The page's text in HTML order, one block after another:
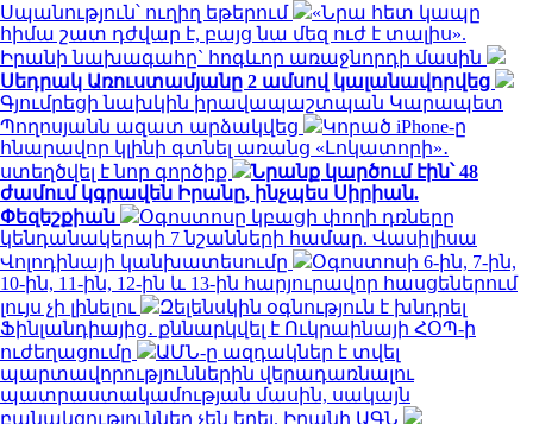
Սպանություն՝ ուղիղ եթերում
«Նրա հետ կապը
հիմա շատ դժվար է, բայց նա մեզ ուժ է տալիս».
Իրանի նախագահը` հոգևոր առաջնորդի մասին
Սեդրակ Առուստամյանը 2 ամսով կալանավորվեց
Գյումրեցի նախկին իրավապաշտպան Կարապետ
Պողոսյանն ազատ արձակվեց
Կորած iPhone-ը
հնարավոր կլինի գտնել առանց «Լոկատորի»․
ստեղծվել է նոր գործիք
Նրանք կարծում էին՝ 48
ժամում կգրավեն Իրանը, ինչպես Սիրիան.
Փեզեշքիան
Օգոստոսը կբացի փողի դռները
կենդանակերպի 7 նշանների համար. Վասիլիսա
Վոլոդինայի կանխատեսումը
Օգոստոսի 6-ին, 7-ին,
10-ին, 11-ին, 12-ին և 13-ին հարյուրավոր հասցեներում
լույս չի լինելու
Զելենսկին օգնություն է խնդրել
Ֆինլանդիայից․ քննարկվել է Ուկրաինայի ՀՕՊ-ի
ուժեղացումը
ԱՄՆ-ը ազդակներ է տվել
պարտավորություններին վերադառնալու
պատրաստակամության մասին, սակայն
բանակցություններ չեն եղել. Իրանի ԱԳՆ